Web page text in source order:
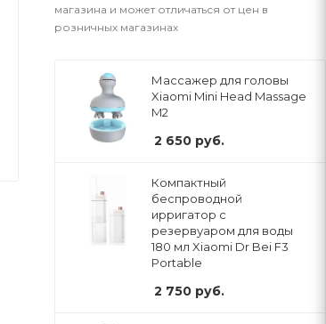
магазина и может отличаться от цен в
розничных магазинах
Массажер для головы
Xiaomi Mini Head Massage
M2
2 650 руб.
Компактный
беспроводной
ирригатор с
резервуаром для воды
180 мл Xiaomi Dr Bei F3
Portable
2 750 руб.